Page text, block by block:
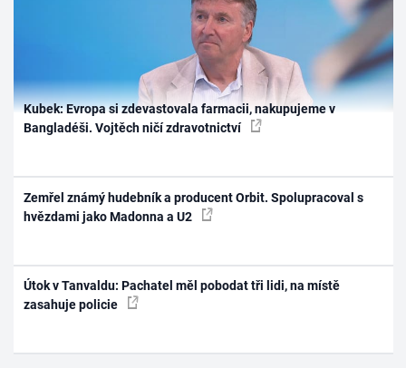
Kubek: Evropa si zdevastovala farmacii, nakupujeme v
Bangladéši. Vojtěch ničí zdravotnictví
Zemřel známý hudebník a producent Orbit. Spolupracoval s
hvězdami jako Madonna a U2
Útok v Tanvaldu: Pachatel měl pobodat tři lidi, na místě
zasahuje policie